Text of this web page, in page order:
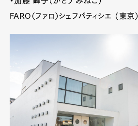
FARO（ファロ）シェフパティシエ （東京）